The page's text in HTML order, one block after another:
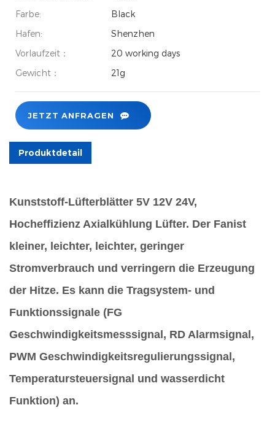
Farbe:
Black
Hafen:
Shenzhen
Vorlaufzeit：
20 working days
Gewicht：
21g
JETZT ANFRAGEN
Produktdetail
Kunststoff-Lüfterblätter 5V 12V 24V,
Hocheffizienz Axialkühlung Lüfter. Der Fanist
kleiner, leichter, leichter, geringer
Stromverbrauch und verringern die Erzeugung
der Hitze. Es kann die Tragsystem- und
Funktionssignale (FG
Geschwindigkeitsmesssignal, RD Alarmsignal,
PWM Geschwindigkeitsregulierungssignal,
Temperatursteuersignal und wasserdicht
Funktion) an.